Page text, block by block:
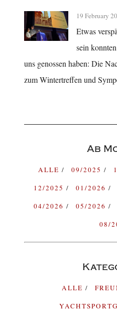
19 February
Etwas
sein
uns genossen haben: Die
zum Wintertreffen und
Ab
ALLE 09/2025
12/2025
01/2026
04/2026
05/2026
08/
ALLE